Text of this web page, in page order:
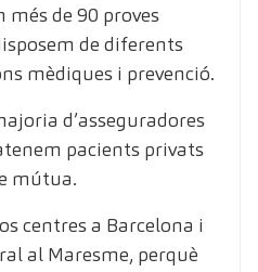
més de 90 proves
de diferents
mèdiques i prevenció.
d’asseguradores
pacients privats
mútua.
centres a Barcelona i
al Maresme, perquè